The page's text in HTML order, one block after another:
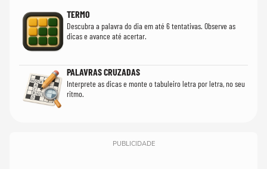
TERMO
Descubra a palavra do dia em até 6 tentativas. Observe as
dicas e avance até acertar.
PALAVRAS CRUZADAS
Interprete as dicas e monte o tabuleiro letra por letra, no seu
ritmo.
PUBLICIDADE